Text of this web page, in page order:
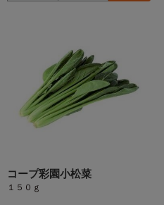
コープ彩園小松菜
１５０ｇ